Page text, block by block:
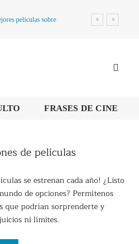
películas sobre
FRASES DE CINE
de películas
se estrenan cada año! ¿Listo
de opciones? Permítenos
que podrían sorprenderte y
ni límites.